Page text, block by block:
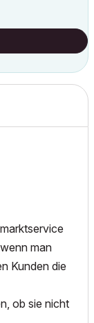
man
Kunden die
ob sie nicht